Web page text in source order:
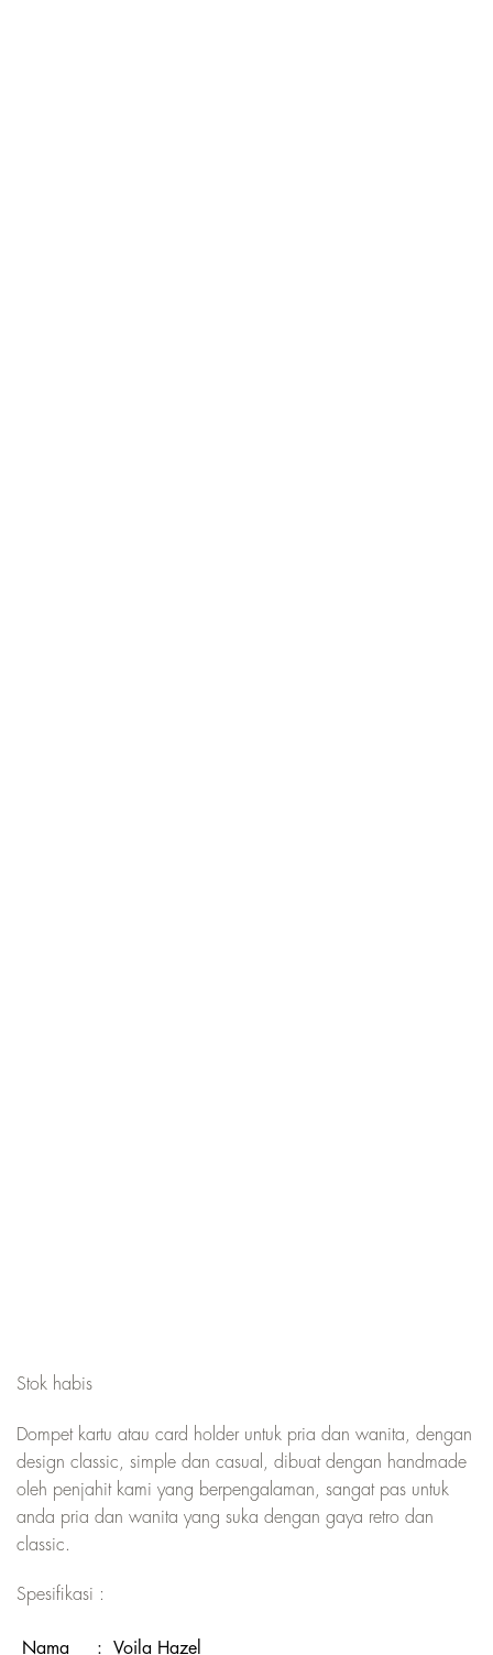
Stok habis
Dompet kartu atau card holder untuk pria dan wanita, dengan
design classic, simple dan casual, dibuat dengan handmade
oleh penjahit kami yang berpengalaman, sangat pas untuk
anda pria dan wanita yang suka dengan gaya retro dan
classic.
Spesifikasi :
Nama : Voila Hazel